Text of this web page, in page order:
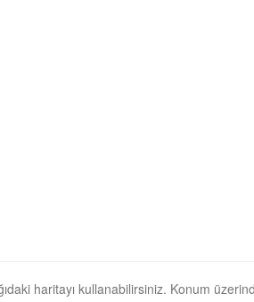
haritayı kullanabilirsiniz. Konum